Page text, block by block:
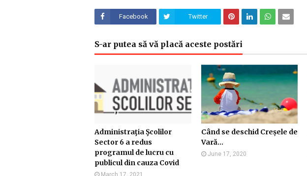
Facebook Twitter
S-ar putea să vă placă aceste postări
Administraţia Şcolilor
Sector 6 a redus
programul de lucru cu
publicul din cauza Covid
March 17, 2021
Când se deschid Creșele de
Vară...
June 17, 2020